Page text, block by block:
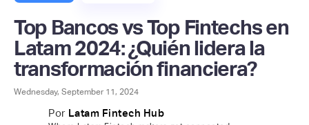
Top Bancos vs Top Fintechs en
Latam 2024: ¿Quién lidera la
transformación financiera?
Wednesday, September 11, 2024
Por Latam Fintech Hub